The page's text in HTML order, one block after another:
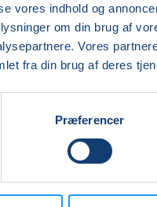
vores indhold og
om din brug af
Vores
fra din brug af deres
Præferencer
dig i den
der findes i den
måde. I
kropspositurer og
at arbejde med